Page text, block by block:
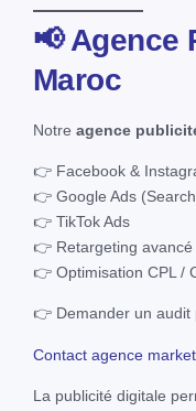
📢 Agence
Maroc
Notre agence
👉 Facebook &
👉 Google Ads
👉 TikTok Ads
👉 Retargeting avancé
👉 Optimisation CPL /
👉 Demander un audit
Contact agence
La publicité digitale